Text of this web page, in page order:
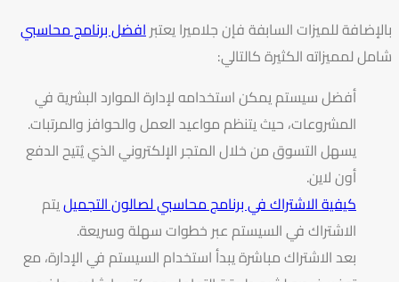
بالإضافة للميزات السابفة فإن جلاميرا يعتبرافضل برنامج محاسبي
شامل لمميزاته الكثيرة كالتالي:
أفضل سيستم يمكن استخدامه لإدارة الموارد البشرية في
المشروعات، حيث يتنظم مواعيد العمل والحوافز والمرتبات.
يسهل التسوق من خلال المتجر الإلكتروني الذي يُتيح الدفع
أون لاين.
كيفية الاشتراك في برنامج محاسبي لصالون التجميليتم
الاشتراك في السيستم عبر خطوات سهلة وسريعة.
بعد الاشتراك مباشرة يبدأ استخدام السيستم في الإدارة، مع